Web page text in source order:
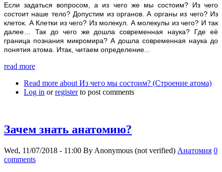
Если задаться вопросом, а из чего же мы состоим? Из чего
состоит наше тело? Допустим из органов. А органы из чего? Из
клеток. А Клетки из чего? Из молекул. А молекулы из чего? И так
далее… Так до чего же дошла современная наука? Где её
граница познания микромира? А дошла современная наука до
понятия атома. Итак, читаем определение...
read more
Read more about Из чего мы состоим? (Строение атома)
Log in orregisterto post comments
Зачем знать анатомию?
Wed, 11/07/2018 - 11:00 By Anonymous (not verified) Анатомия 0
comments